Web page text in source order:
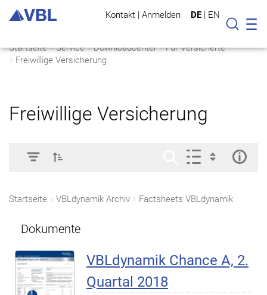
Kontakt | Anmelden DE | EN
Suche
Startseite Service Downloadcenter
Für Versicherte
Freiwillige Versicherung
Freiwillige Versicherung
Startseite VBLdynamik Archiv Factsheets VBLdynamik
Dokumente
VBLdynamik Chance A, 2.
Quartal 2018